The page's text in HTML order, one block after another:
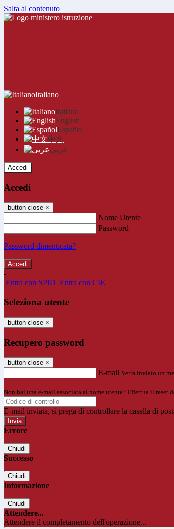
Salta al contenuto
Italiano
Italiano
English
Español
中文
عربى
Accedi
Accedi
button close ×
Nome Utente
Password
Password dimenticata?
-
Entra con SPID Entra con CIE
Seleziona utente
button close ×
Recupero password
button close ×
E-mail Verrà inviato un
Non hai una e-mail associata al nome utente? Effettua il reset
E-mail inviata, si prega di controllare la casella di
Errore
Chiudi
Successo
Chiudi
Informazione
Chiudi
Attendere...
Attendere il completamento dell'operazione...